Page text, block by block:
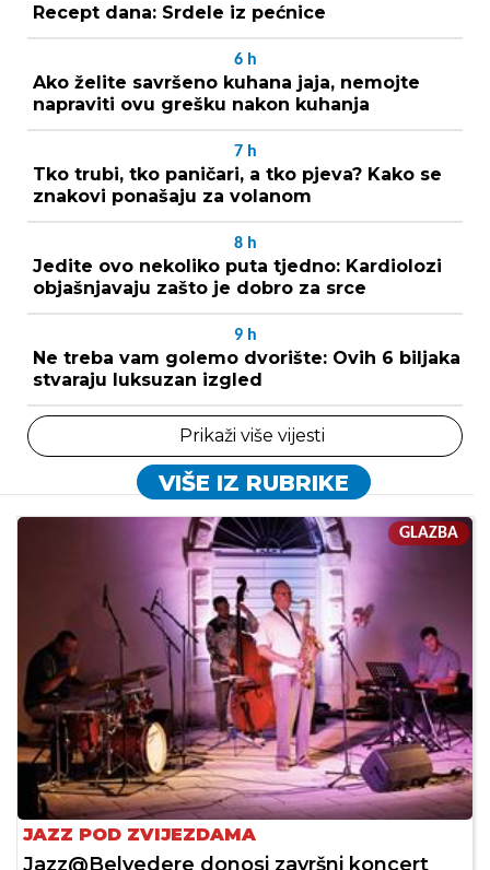
Recept dana: Srdele iz pećnice
6 h
Ako želite savršeno kuhana jaja, nemojte
napraviti ovu grešku nakon kuhanja
7 h
Tko trubi, tko paničari, a tko pjeva? Kako se
znakovi ponašaju za volanom
8 h
Jedite ovo nekoliko puta tjedno: Kardiolozi
objašnjavaju zašto je dobro za srce
9 h
Ne treba vam golemo dvorište: Ovih 6 biljaka
stvaraju luksuzan izgled
Prikaži više vijesti
VIŠE IZ RUBRIKE
GLAZBA
JAZZ POD ZVIJEZDAMA
Jazz@Belvedere donosi završni koncert